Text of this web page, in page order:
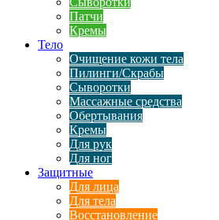
Патчи
Кремы
Тело
Очищение кожи тела
Пилинги/Скрабы
Сыворотки
Массажные средства
Обертывания
Кремы
Для рук
Для ног
Защитные
Для лица
Для тела
Восстановление